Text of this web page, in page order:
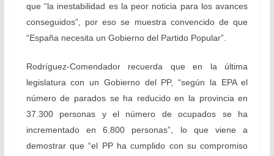
que “la inestabilidad es la peor noticia para los avances
conseguidos”, por eso se muestra convencido de que
“España necesita un Gobierno del Partido Popular”.
Rodríguez-Comendador recuerda que en la última
legislatura con un Gobierno del PP, “según la EPA el
número de parados se ha reducido en la provincia en
37.300 personas y el número de ocupados se ha
incrementado en 6.800 personas”, lo que viene a
demostrar que “el PP ha cumplido con su compromiso